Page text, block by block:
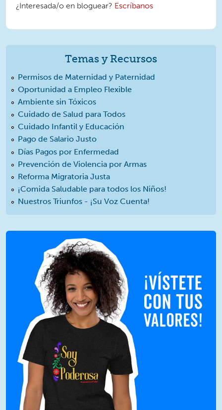
¿Interesada/o en bloguear? Escríbanos
Temas y Recursos
Permisos de Maternidad y Paternidad
Oportunidad a Empleo Flexible
Ambiente sin Tóxicos
Cuidado de Salud para Todos
Cuidado Infantil y Educación
Pago de Salario Justo
Días Pagos por Enfermedad
Prevención de Violencia por Armas
Reforma Migratoria Justa
¡Comida Saludable para todos los Niños!
Nuestros Triunfos - ¡Su Voz Cuenta!